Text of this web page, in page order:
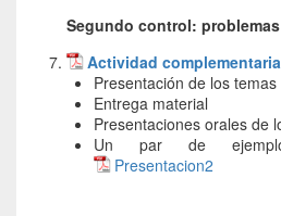
Segundo control:
Actividad complementaria
Presentación de los temas
Entrega material
Presentaciones orales de
Un par de
Presentacion2